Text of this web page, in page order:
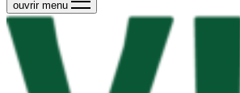
ouvrir menu